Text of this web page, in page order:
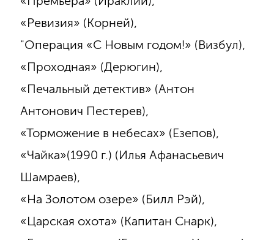
«Ревизия» (Корней),
"Операция «С Новым годом!» (Визбул),
«Проходная» (Дерюгин),
«Печальный детектив» (Антон
Антонович Пестерев),
«Торможение в небесах» (Езепов),
«Чайка»(1990 г.) (Илья Афанасьевич
Шамраев),
«На Золотом озере» (Билл Рэй),
«Царская охота» (Капитан Снарк),